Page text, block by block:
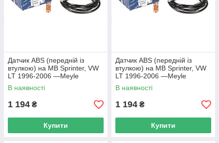
Датчик ABS (передній із
втулкою) на MB Sprinter, VW
LT 1996-2006 —Meyle
(Німеччина) — 014 800 0110
В наявності
1 194 ₴
Купити
Датчик ABS (передній із
втулкою) на MB Sprinter, VW
LT 1996-2006 —Meyle
(Німеччина) — 014 800 0110
В наявності
1 194 ₴
Купити